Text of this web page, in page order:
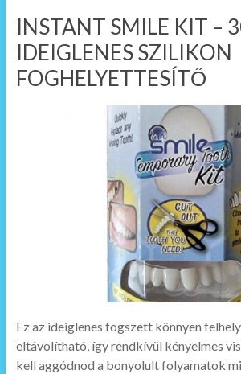
INSTANT SMILE KIT –
IDEIGLENES SZILIKON
FOGHELYETTESÍTŐ
Ez az ideiglenes fogszett könnyen
eltávolítható, így rendkívül kényelmes
kell aggódnod a bonyolult folyamatok